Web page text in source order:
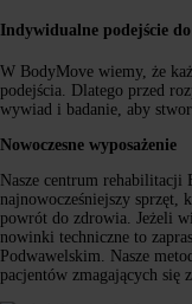
Indywidualne podejście
W BodyMove wiemy, że
podejścia. Dlatego przed
wywiad i badanie, aby
Nowoczesne wyposażenie
Nasze centrum
najnowocześniejszy sprzęt,
powrót do zdrowia. Jeżeli
nowinki techniczne to
Podwawelskim. Nasze
pacjentów zmagających się